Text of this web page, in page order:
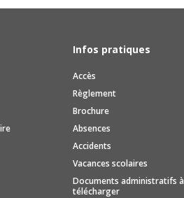
Infos pratiques
Accès
Règlement
Brochure
Absences
Accidents
Vacances scolaires
Documents administratifs à
télécharger